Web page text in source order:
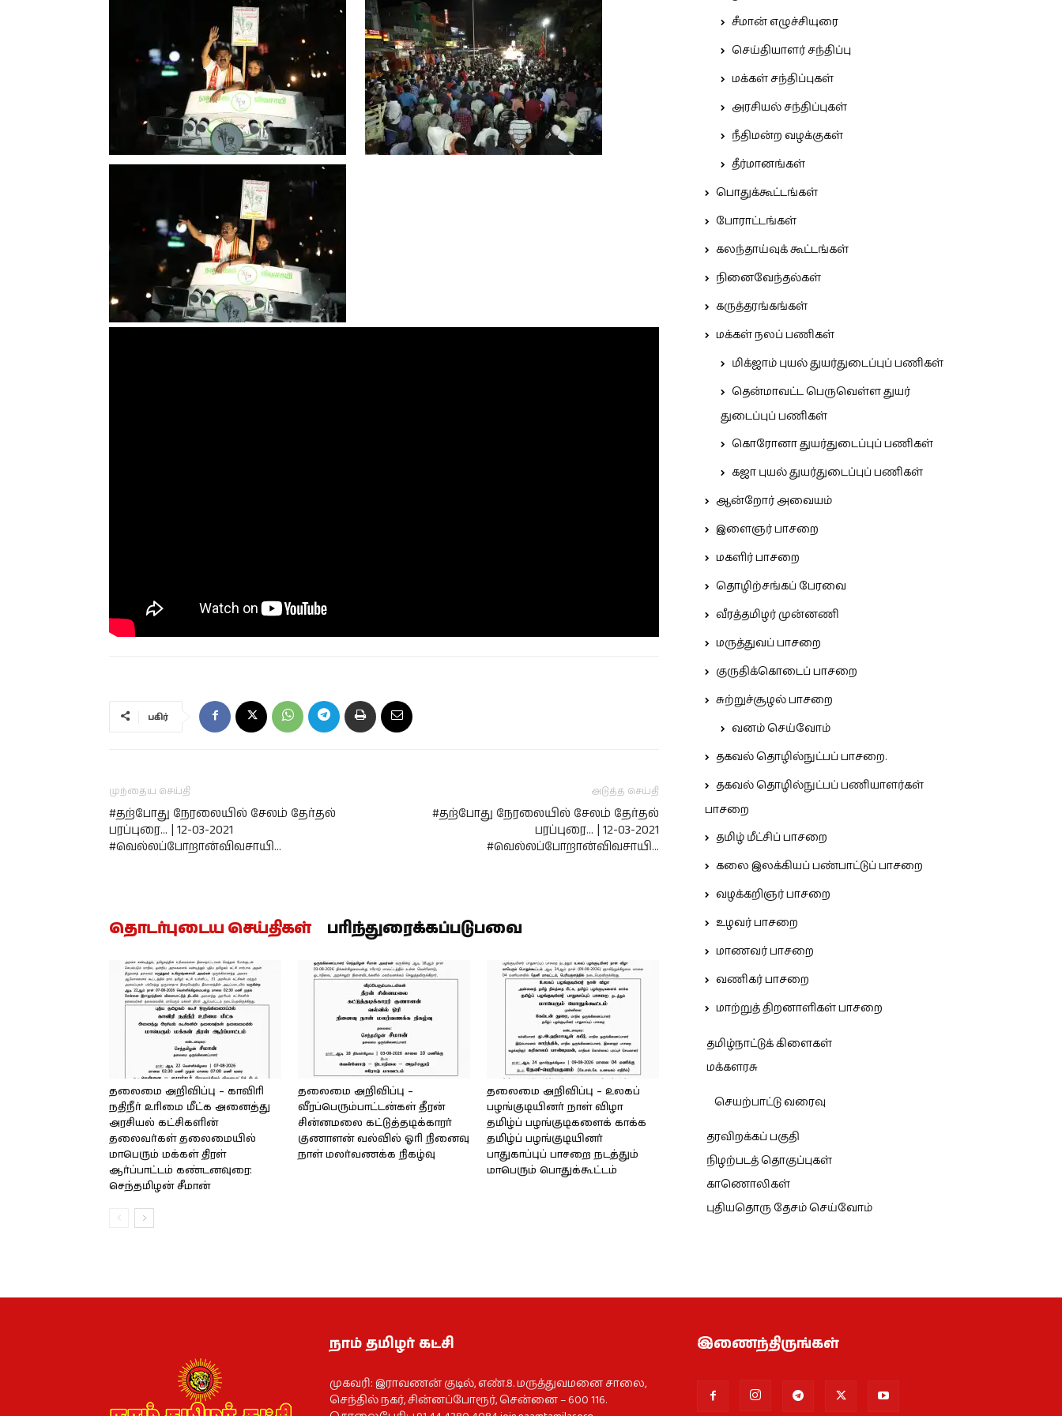
பகிர்
முந்தைய செய்தி
#தற்போது நேரலையில் சேலம் தேர்தல்
பரப்புரை… | 12-03-2021
#வெல்லப்போறான்விவசாயி…
அடுத்த செய்தி
#தற்போது நேரலையில் சேலம் தேர்தல்
பரப்புரை… | 12-03-2021
#வெல்லப்போறான்விவசாயி…
தொடர்புடைய செய்திகள் பரிந்துரைக்கப்படுபவை
தலைமை அறிவிப்பு – காவிரி
நதிநீர் உரிமை மீட்க அனைத்து
அரசியல் கட்சிகளின்
தலைவர்கள் தலைமையில்
மாபெரும் மக்கள் திரள்
ஆர்ப்பாட்டம் கண்டனவுரை:
செந்தமிழன் சீமான்
தலைமை அறிவிப்பு –
வீரப்பெரும்பாட்டன்கள் தீரன்
சின்னமலை கட்டுத்தடிக்காரர்
குணாளன் வல்வில் ஓரி நினைவு
நாள் மலர்வணக்க நிகழ்வு
தலைமை அறிவிப்பு – உலகப்
பழங்குடியினர் நாள் விழா
தமிழ்ப் பழங்குடிகளைக் காக்க
தமிழ்ப் பழங்குடியினர்
பாதுகாப்புப் பாசறை நடத்தும்
மாபெரும் பொதுக்கூட்டம்
சீமான் எழுச்சியுரை
செய்தியாளர் சந்திப்பு
மக்கள் சந்திப்புகள்
அரசியல் சந்திப்புகள்
நீதிமன்ற வழக்குகள்
தீர்மானங்கள்
பொதுக்கூட்டங்கள்
போராட்டங்கள்
கலந்தாய்வுக் கூட்டங்கள்
நினைவேந்தல்கள்
கருத்தரங்கங்கள்
மக்கள் நலப் பணிகள்
மிக்ஜாம் புயல் துயர்துடைப்புப் பணிகள்
தென்மாவட்ட பெருவெள்ள துயர்
துடைப்புப் பணிகள்
கொரோனா துயர்துடைப்புப் பணிகள்
கஜா புயல் துயர்துடைப்புப் பணிகள்
ஆன்றோர் அவையம்
இளைஞர் பாசறை
மகளிர் பாசறை
தொழிற்சங்கப் பேரவை
வீரத்தமிழர் முன்னணி
மருத்துவப் பாசறை
குருதிக்கொடைப் பாசறை
சுற்றுச்சூழல் பாசறை
வனம் செய்வோம்
தகவல் தொழில்நுட்பப் பாசறை.
தகவல் தொழில்நுட்பப் பணியாளர்கள்
பாசறை
தமிழ் மீட்சிப் பாசறை
கலை இலக்கியப் பண்பாட்டுப் பாசறை
வழக்கறிஞர் பாசறை
உழவர் பாசறை
மாணவர் பாசறை
வணிகர் பாசறை
மாற்றுத் திறனாளிகள் பாசறை
தமிழ்நாட்டுக் கிளைகள்
மக்களரசு
செயற்பாட்டு வரைவு
தரவிறக்கப் பகுதி
நிழற்படத் தொகுப்புகள்
காணொலிகள்
புதியதொரு தேசம் செய்வோம்
நாம் தமிழர் கட்சி
முகவரி: இராவணன் குடில், எண்.8. மருத்துவமனை சாலை,
செந்தில் நகர், சின்னப்போரூர், சென்னை – 600 116.
இணைந்திருங்கள்